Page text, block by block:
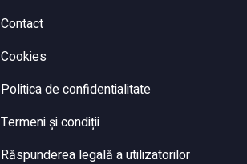
Contact
Cookies
Politica de confidentialitate
Termeni și condiții
Răspunderea legală a utilizatorilor